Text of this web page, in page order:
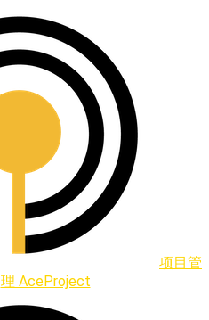
项目管
理 AceProject